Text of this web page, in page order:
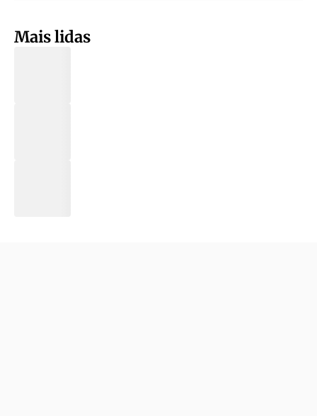
Mais lidas